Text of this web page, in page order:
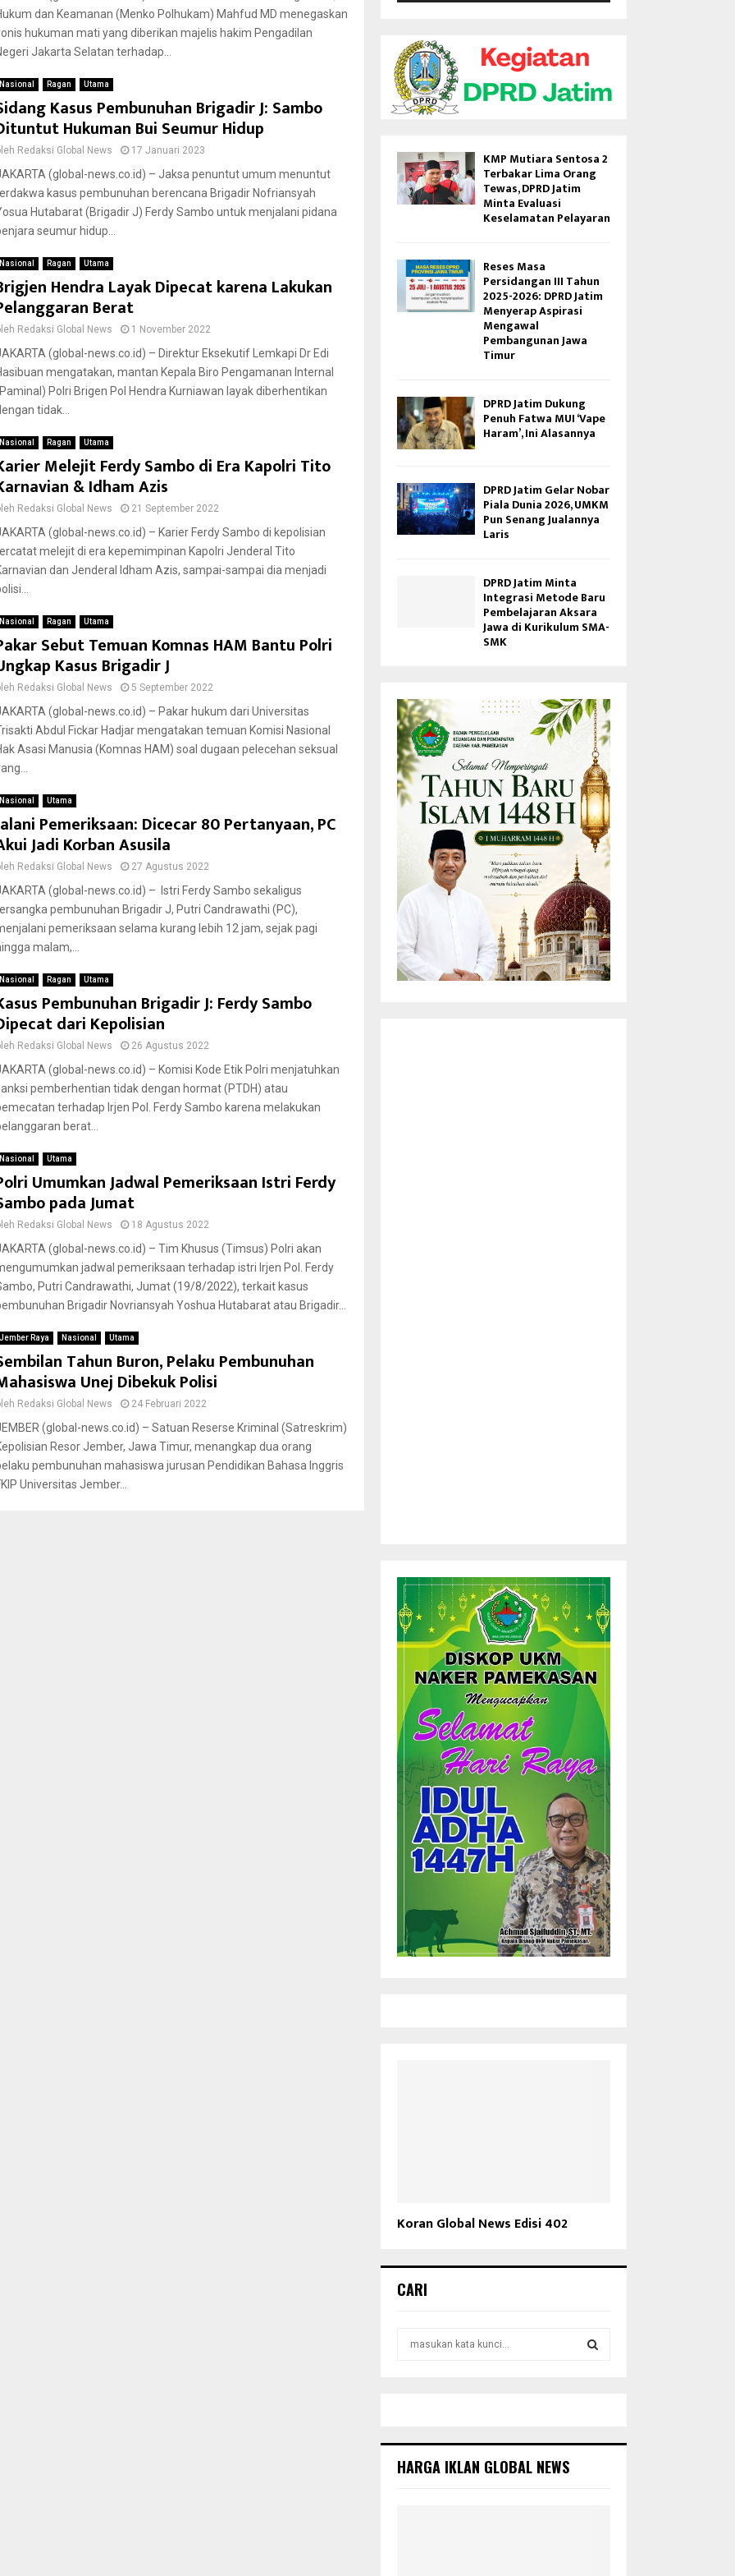
dan Keamanan (Menko Polhukam) Mahfud MD menegaskan
hukuman mati yang diberikan majelis hakim Pengadilan
Jakarta Selatan terhadap...
Nasional Ragan Utama
Kasus Pembunuhan Brigadir J: Sambo
Hukuman Bui Seumur Hidup
Redaksi Global News 17 Januari 2023
(global-news.co.id) – Jaksa penuntut umum menuntut
kasus pembunuhan berencana Brigadir Nofriansyah
Hutabarat (Brigadir J) Ferdy Sambo untuk menjalani pidana
seumur hidup...
Nasional Ragan Utama
Hendra Layak Dipecat karena Lakukan
Berat
Redaksi Global News 1 November 2022
(global-news.co.id) – Direktur Eksekutif Lemkapi Dr Edi
mengatakan, mantan Kepala Biro Pengamanan Internal
Polri Brigen Pol Hendra Kurniawan layak diberhentikan
tidak...
Nasional Ragan Utama
Melejit Ferdy Sambo di Era Kapolri Tito
& Idham Azis
Redaksi Global News 21 September 2022
(global-news.co.id) – Karier Ferdy Sambo di kepolisian
melejit di era kepemimpinan Kapolri Jenderal Tito
dan Jenderal Idham Azis, sampai-sampai dia menjadi
Nasional Ragan Utama
Sebut Temuan Komnas HAM Bantu Polri
Kasus Brigadir J
Redaksi Global News 5 September 2022
(global-news.co.id) – Pakar hukum dari Universitas
Abdul Fickar Hadjar mengatakan temuan Komisi Nasional
Asasi Manusia (Komnas HAM) soal dugaan pelecehan seksual
Nasional Utama
Pemeriksaan: Dicecar 80 Pertanyaan, PC
Jadi Korban Asusila
Redaksi Global News 27 Agustus 2022
(global-news.co.id) – Istri Ferdy Sambo sekaligus
pembunuhan Brigadir J, Putri Candrawathi (PC),
pemeriksaan selama kurang lebih 12 jam, sejak pagi
malam,...
Nasional Ragan Utama
Pembunuhan Brigadir J: Ferdy Sambo
dari Kepolisian
Redaksi Global News 26 Agustus 2022
(global-news.co.id) – Komisi Kode Etik Polri menjatuhkan
pemberhentian tidak dengan hormat (PTDH) atau
terhadap Irjen Pol. Ferdy Sambo karena melakukan
berat...
Nasional Utama
Umumkan Jadwal Pemeriksaan Istri Ferdy
pada Jumat
Redaksi Global News 18 Agustus 2022
(global-news.co.id) – Tim Khusus (Timsus) Polri akan
jadwal pemeriksaan terhadap istri Irjen Pol. Ferdy
Putri Candrawathi, Jumat (19/8/2022), terkait kasus
Brigadir Novriansyah Yoshua Hutabarat atau Brigadir...
Jember Raya Nasional Utama
Tahun Buron, Pelaku Pembunuhan
Unej Dibekuk Polisi
Redaksi Global News 24 Februari 2022
(global-news.co.id) – Satuan Reserse Kriminal (Satreskrim)
Resor Jember, Jawa Timur, menangkap dua orang
pembunuhan mahasiswa jurusan Pendidikan Bahasa Inggris
Universitas Jember...
e
o
KMP Mutiara Sentosa 2
Terbakar Lima Orang
Tewas, DPRD Jatim
Minta Evaluasi
Keselamatan Pelayaran
Reses Masa
Persidangan III Tahun
2025-2026: DPRD Jatim
Menyerap Aspirasi
Mengawal
Pembangunan Jawa
Timur
DPRD Jatim Dukung
Penuh Fatwa MUI ‘Vape
Haram’, Ini Alasannya
DPRD Jatim Gelar Nobar
Piala Dunia 2026, UMKM
Pun Senang Jualannya
Laris
DPRD Jatim Minta
Integrasi Metode Baru
Pembelajaran Aksara
Jawa di Kurikulum SMA-
SMK
Koran Global News Edisi 402
CARI
r
A
HARGA IKLAN GLOBAL NEWS